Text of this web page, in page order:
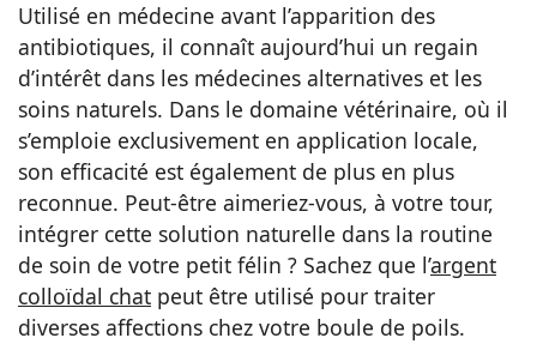
Utilisé en médecine avant l’apparition des
antibiotiques, il connaît aujourd’hui un regain
d’intérêt dans les médecines alternatives et les
soins naturels. Dans le domaine vétérinaire, où il
s’emploie exclusivement en application locale,
son efficacité est également de plus en plus
reconnue. Peut-être aimeriez-vous, à votre tour,
intégrer cette solution naturelle dans la routine
de soin de votre petit félin ? Sachez que l’argent
colloïdal chat peut être utilisé pour traiter
diverses affections chez votre boule de poils.